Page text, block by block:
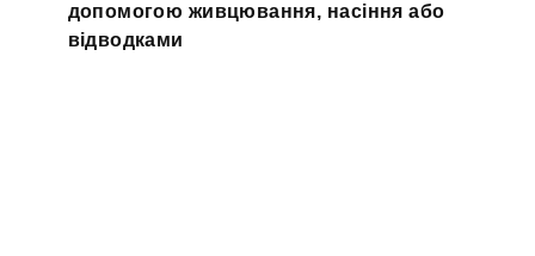
допомогою живцювання, насіння або
відводками